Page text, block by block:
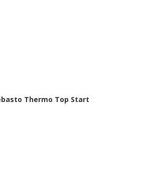
Thermo Top Start